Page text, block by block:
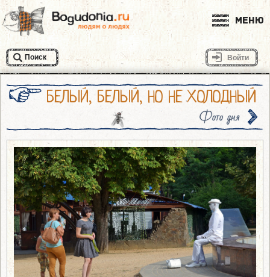
Меню
Поиск Войти
БЕЛЫЙ, БЕЛЫЙ, НО НЕ ХОЛОДНЫЙ
Фото дня